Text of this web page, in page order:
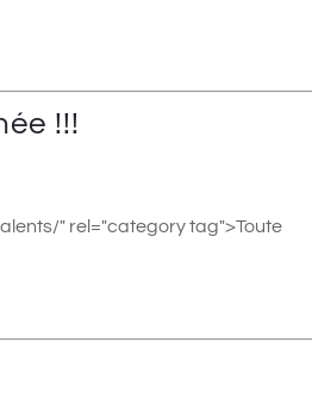
!!!
" rel="category tag">Toute